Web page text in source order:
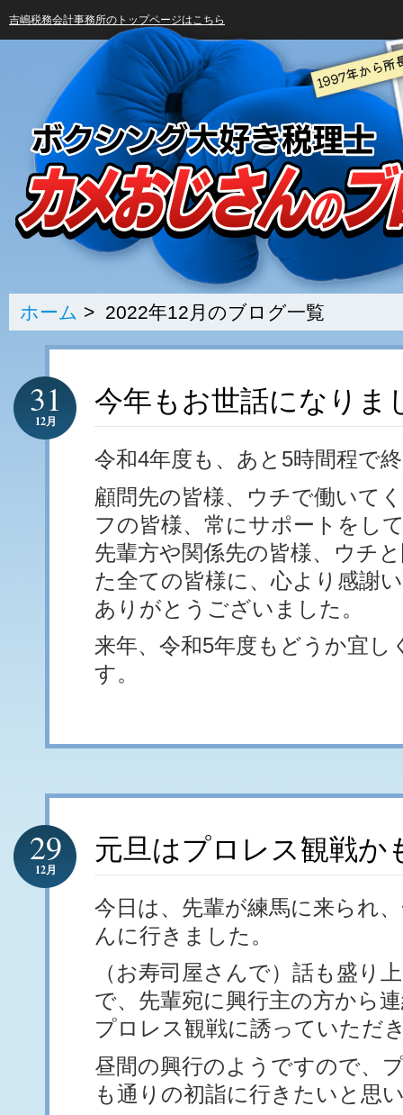
吉嶋税務会計事務所のトップページはこちら
ホーム > 2022年12月のブログ一覧
今年もお世話になりま
31
12月
令和4年度も、あと5時間程で
顧問先の皆様、ウチで働いて
フの皆様、常にサポートをし
先輩方や関係先の皆様、ウチ
た全ての皆様に、心より感謝
ありがとうございました。
来年、令和5年度もどうか宜し
す。
元旦はプロレス観戦か
29
12月
今日は、先輩が練馬に来られ
んに行きました。
（お寿司屋さんで）話も盛り
で、先輩宛に興行主の方から
プロレス観戦に誘っていただ
昼間の興行のようですので、
も通りの初詣に行きたいと思